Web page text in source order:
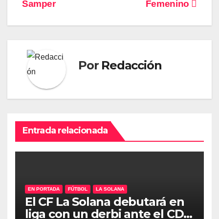
Femenino
Samper
Por Redacción
Entrada relacionada
EN PORTADA FÚTBOL LA SOLANA
El CF La Solana debutará en
liga con un derbi ante el CD